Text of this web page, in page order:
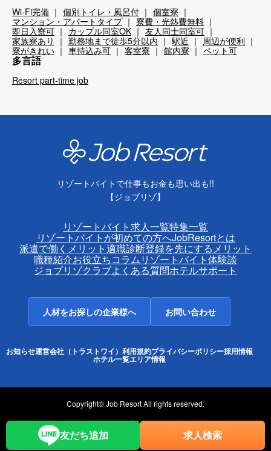
友だち追加 求人検索
Wi-Fi完備 個別トイレ・風呂付
個室寮
マンション・アパートタイプ
寮費・光熱費無料
即日入寮可
カップル同室OK
友人同士同室可
家族寮あり
勤務地まで徒歩5分以内 駅近
周辺が便利
寮がきれい
車持込み可 客室寮 館内寮 ペット可
多言語
Resort part-time job
リゾートバイトで仕事もお金も思い出も!!
【ジョブリゾ】
リゾートバイト求人一覧特集一覧
リゾートバイトが初めての方へJobResortとは
派遣で働くメリット適職診断登録を先にするメリット
職種紹介お役立ちコラム リゾートバイト体験談
ジョブリゾクラブよくある質問ホテルサポート
人材をお探しの企業様へ お問い合わせ
お知らせ運営会社（トラストワイ） 利用規約プライバシーポリシー採用情報
ホテル一覧エリア情報
Copyright© Job Resort All rights reserved.